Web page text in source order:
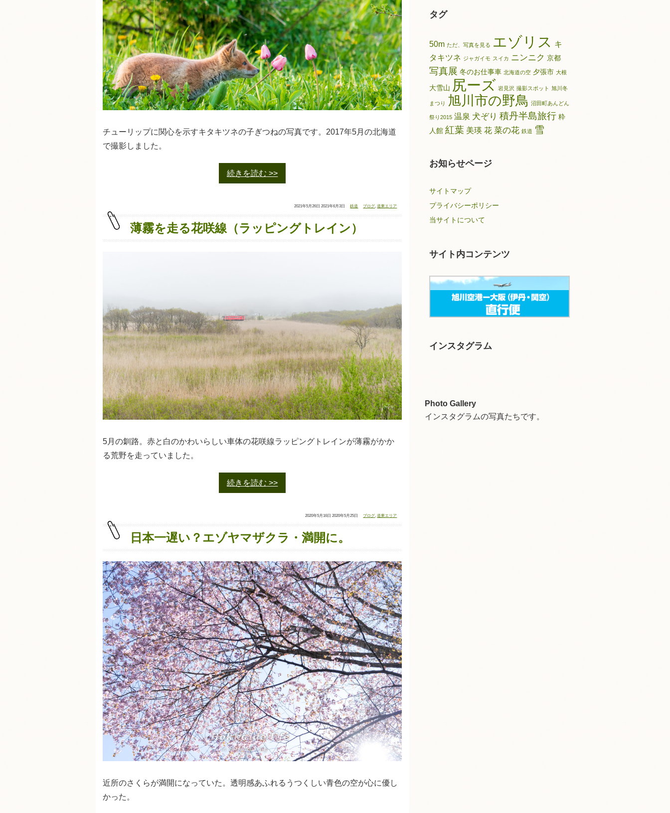
チューリップに関心を示すキタキツネの子ぎつねの写真です。2017年5月の北海道
で撮影しました。
続きを読む
投
2021年5月26日 最
2021年6月3日
タ
グ：
鉄道
カ
テ
ブログ,道東エリア
薄霧を走る花咲線（ラッピングトレイン）
5月の釧路。赤と白のかわいらしい車体の花咲線ラッピングトレインが薄霧がかか
る荒野を走っていました。
続きを読む
投
2020年5月16日 最
2020年5月25日
カ
テ
ブログ,道東エリア
日本一遅い？エゾヤマザクラ・満開に。
近所のさくらが満開になっていた。透明感あふれるうつくしい青色の空が心に優し
かった。
タグ
50m ただ、写真を見る エゾリス キ
タキツネ ジャガイモ スイカ ニンニク 京都
写真展 冬のお仕事車 北海道の空 夕張市 大根
大雪山 尻ーズ 岩見沢 撮影スポット 旭川冬
まつり 旭川市の野鳥 沼田町あんどん
祭り2015 温泉 犬ぞり 積丹半島旅行 粋
人館 紅葉 美瑛 花 菜の花 鉄道 雪
お知らせページ
サイトマップ
プライバシーポリシー
当サイトについて
サイト内コンテンツ
インスタグラム
Photo Gallery
インスタグラムの写真たちです。